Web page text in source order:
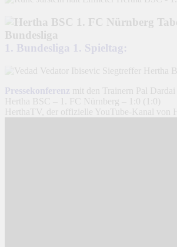
1. Bundesliga 1. Spieltag:
Pressekonferenz
mit den Trainern Pal
Hertha BSC – 1. FC Nürnberg – 1:0 (1:0)
HerthaTV, der offizielle YouTube-Kanal von